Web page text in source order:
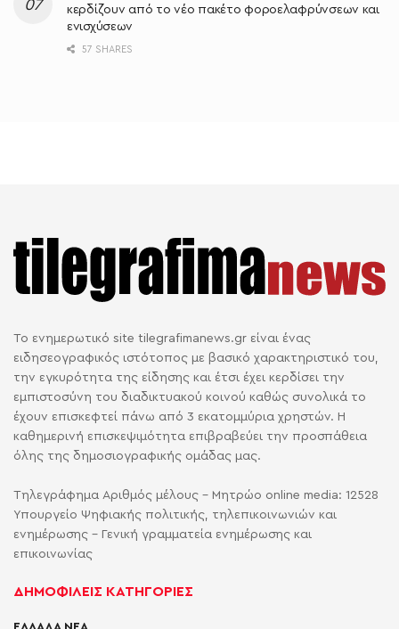
κερδίζουν από το νέο πακέτο φοροελαφρύνσεων και
ενισχύσεων
57 SHARES
Το ενημερωτικό site tilegrafimanews.gr είναι ένας
ειδησεογραφικός ιστότοπος με βασικό χαρακτηριστικό του,
την εγκυρότητα της είδησης και έτσι έχει κερδίσει την
εμπιστοσύνη του διαδικτυακού κοινού καθώς συνολικά το
έχουν επισκεφτεί πάνω από 3 εκατομμύρια χρηστών. Η
καθημερινή επισκεψιμότητα επιβραβεύει την προσπάθεια
όλης της δημοσιογραφικής ομάδας μας.
Τηλεγράφημα Αριθμός μέλους - Μητρώο online media: 12528
Υπουργείο Ψηφιακής πολιτικής, τηλεπικοινωνιών και
ενημέρωσης - Γενική γραμματεία ενημέρωσης και
επικοινωνίας
ΔΗΜΟΦΙΛΕΙΣ ΚΑΤΗΓΟΡΙΕΣ